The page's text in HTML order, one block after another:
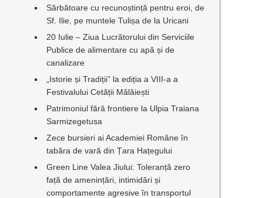
Sărbătoare cu recunoștință pentru eroi, de
Sf. Ilie, pe muntele Tulișa de la Uricani
20 Iulie – Ziua Lucrătorului din Serviciile
Publice de alimentare cu apă și de
canalizare
„Istorie și Tradiții” la ediția a VIII-a a
Festivalului Cetății Mălăiești
Patrimoniul fără frontiere la Ulpia Traiana
Sarmizegetusa
Zece bursieri ai Academiei Române în
tabăra de vară din Țara Hațegului
Green Line Valea Jiului: Toleranță zero
față de amenințări, intimidări și
comportamente agresive în transportul